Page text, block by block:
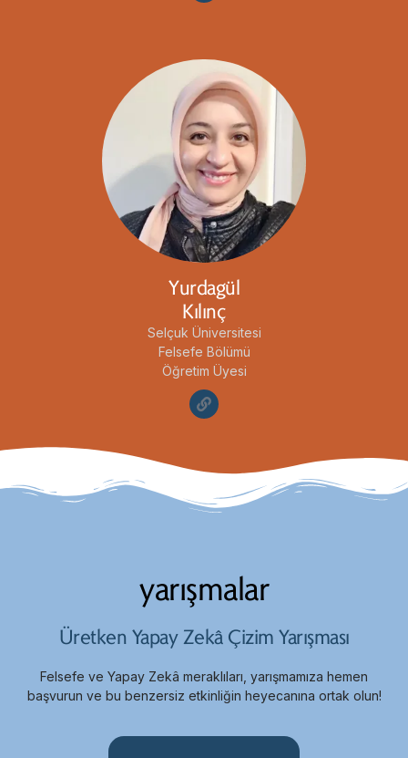
Yurdagül
Kılınç
Selçuk Üniversitesi
Felsefe Bölümü
Öğretim Üyesi
yarışmalar
Üretken Yapay Zekâ Çizim Yarışması
Felsefe ve Yapay Zekâ meraklıları, yarışmamıza hemen
başvurun ve bu benzersiz etkinliğin heyecanına ortak olun!